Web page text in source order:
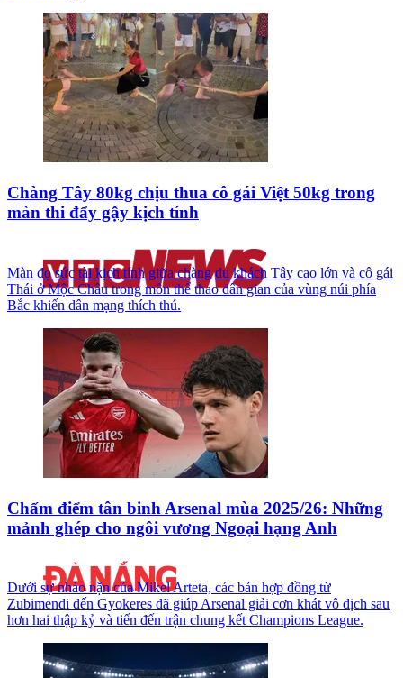
Chàng Tây 80kg chịu thua cô gái Việt 50kg trong
màn thi đẩy gậy kịch tính
Màn đọ sức tài kịch tính giữa chàng du khách Tây cao lớn và cô gái
Thái ở Mộc Châu trong môn thể thao dân gian của vùng núi phía
Bắc khiến dân mạng thích thú.
Chấm điểm tân binh Arsenal mùa 2025/26: Những
mảnh ghép cho ngôi vương Ngoại hạng Anh
Dưới sự nhào nặn của Mikel Arteta, các bản hợp đồng từ
Zubimendi đến Gyokeres đã giúp Arsenal giải cơn khát vô địch sau
hơn hai thập kỷ và tiến đến trận chung kết Champions League.